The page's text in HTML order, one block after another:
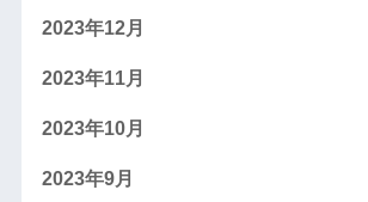
2023年12月
2023年11月
2023年10月
2023年9月